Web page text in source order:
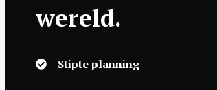
wereld.
Stipte planning